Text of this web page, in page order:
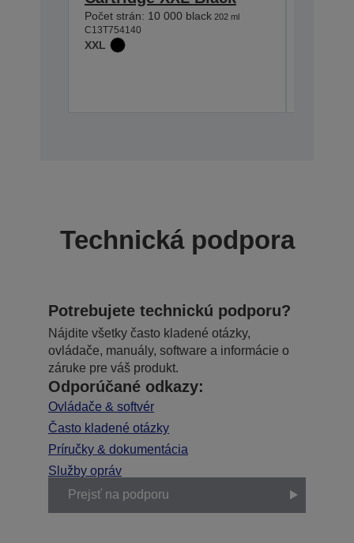
Počet strán: 10 000 black 202 ml
C13T754140
XXL
Technická podpora
Potrebujete technickú podporu?
Nájdite všetky často kladené otázky,
ovládače, manuály, software a informácie o
záruke pre váš produkt.
Odporúčané odkazy:
Ovládače & softvér
Často kladené otázky
Príručky & dokumentácia
Služby opráv
Prejsť na podporu